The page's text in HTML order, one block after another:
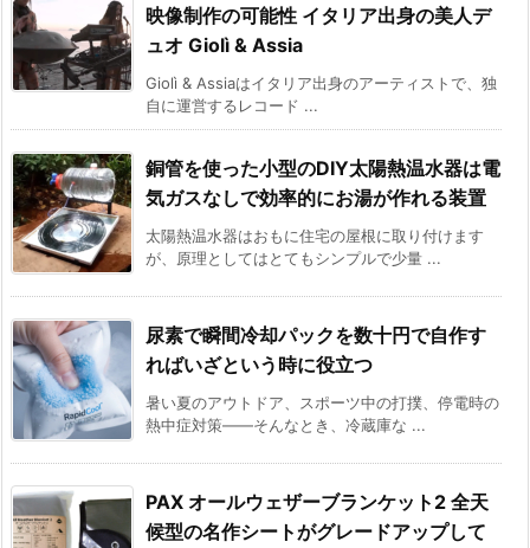
映像制作の可能性 イタリア出身の美人デ
ュオ Giolì & Assia
Giolì & Assiaはイタリア出身のアーティストで、独
自に運営するレコード ...
銅管を使った小型のDIY太陽熱温水器は電
気ガスなしで効率的にお湯が作れる装置
太陽熱温水器はおもに住宅の屋根に取り付けます
が、原理としてはとてもシンプルで少量 ...
尿素で瞬間冷却パックを数十円で自作す
ればいざという時に役立つ
暑い夏のアウトドア、スポーツ中の打撲、停電時の
熱中症対策——そんなとき、冷蔵庫な ...
PAX オールウェザーブランケット2 全天
候型の名作シートがグレードアップして